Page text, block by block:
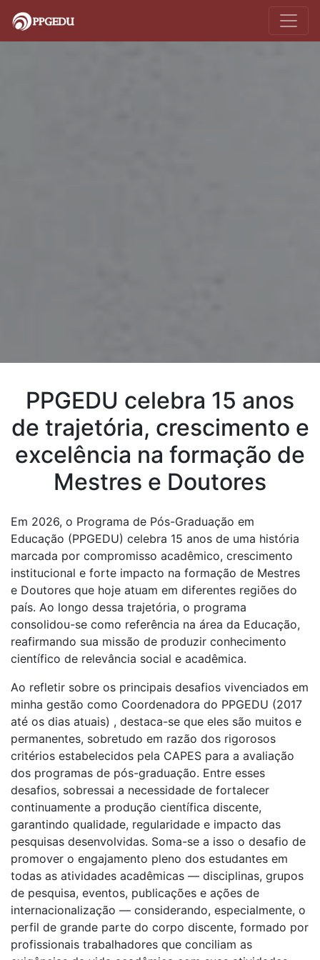
PPGEDU celebra 15 anos
de trajetória, crescimento e
excelência na formação de
Mestres e Doutores
Em 2026, o Programa de Pós-Graduação em
Educação (PPGEDU) celebra 15 anos de uma história
marcada por compromisso acadêmico, crescimento
institucional e forte impacto na formação de Mestres
e Doutores que hoje atuam em diferentes regiões do
país. Ao longo dessa trajetória, o programa
consolidou-se como referência na área da Educação,
reafirmando sua missão de produzir conhecimento
científico de relevância social e acadêmica.
Ao refletir sobre os principais desafios vivenciados em
minha gestão como Coordenadora do PPGEDU (2017
até os dias atuais) , destaca-se que eles são muitos e
permanentes, sobretudo em razão dos rigorosos
critérios estabelecidos pela CAPES para a avaliação
dos programas de pós-graduação. Entre esses
desafios, sobressai a necessidade de fortalecer
continuamente a produção científica discente,
garantindo qualidade, regularidade e impacto das
pesquisas desenvolvidas. Soma-se a isso o desafio de
promover o engajamento pleno dos estudantes em
todas as atividades acadêmicas — disciplinas, grupos
de pesquisa, eventos, publicações e ações de
internacionalização — considerando, especialmente, o
perfil de grande parte do corpo discente, formado por
profissionais trabalhadores que conciliam as